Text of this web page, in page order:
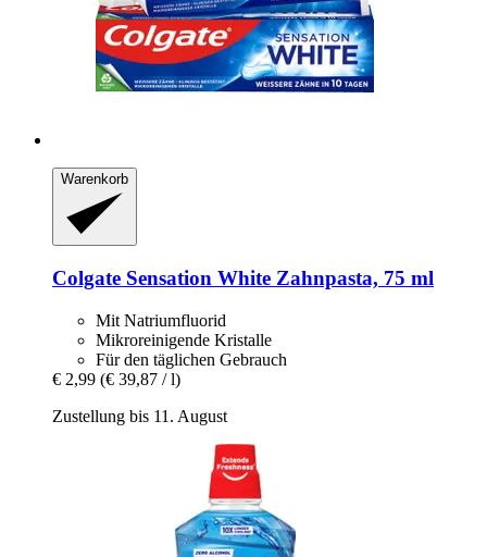
Warenkorb
Colgate Sensation White Zahnpasta, 75 ml
Mit Natriumfluorid
Mikroreinigende Kristalle
Für den täglichen Gebrauch
€ 2,99 (€ 39,87 / l)
Zustellung bis 11. August